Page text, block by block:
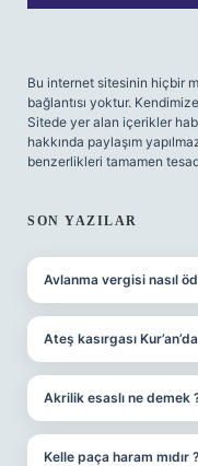
Bu internet sitesinin hiçbir
bağlantısı yoktur.
Sitede yer alan içerikler
hakkında paylaşım
benzerlikleri tamamen
SON YAZILAR
Avlanma vergisi nasıl
Ateş kasırgası
Akrilik esaslı ne demek
Kelle paça haram mıdır ?